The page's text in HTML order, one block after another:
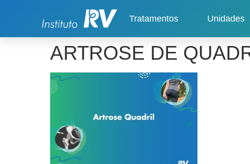
Tratamentos Unidades
ARTROSE DE